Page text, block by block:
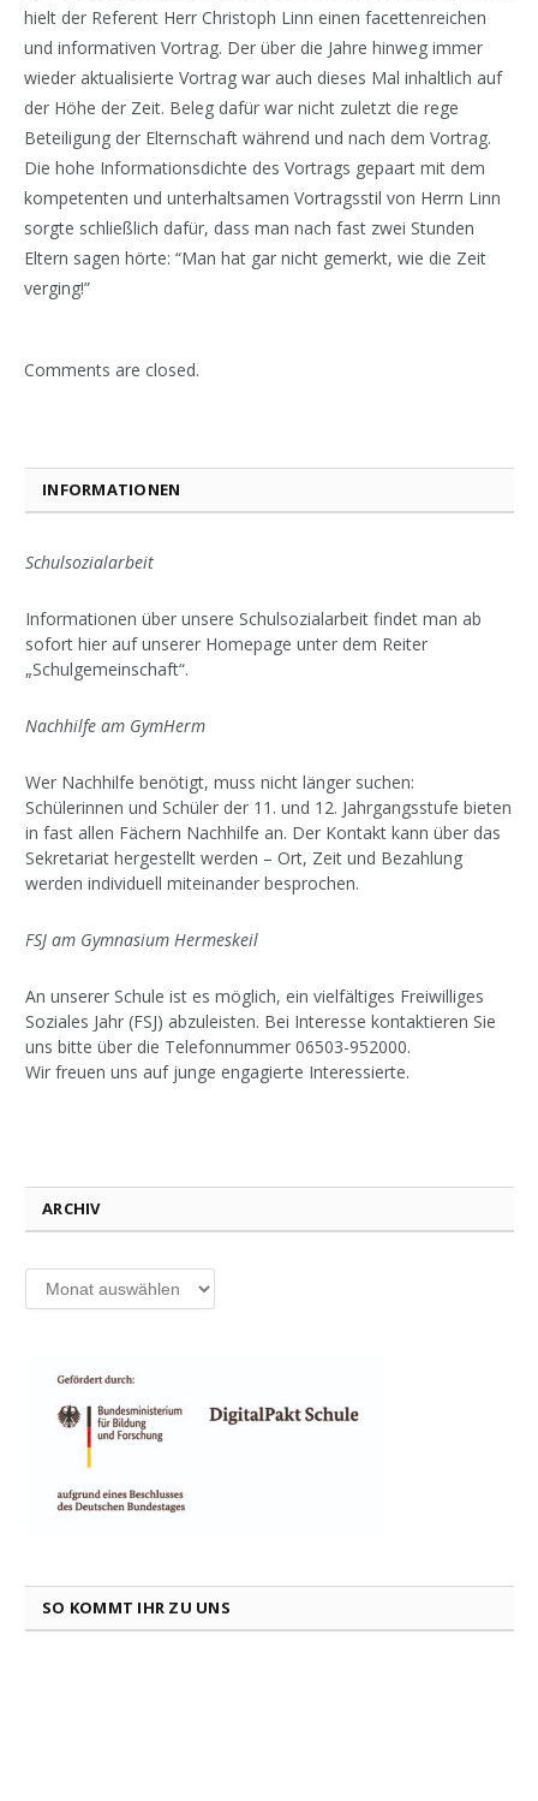
hielt der Referent Herr Christoph Linn einen facettenreichen
und informativen Vortrag. Der über die Jahre hinweg immer
wieder aktualisierte Vortrag war auch dieses Mal inhaltlich auf
der Höhe der Zeit. Beleg dafür war nicht zuletzt die rege
Beteiligung der Elternschaft während und nach dem Vortrag.
Die hohe Informationsdichte des Vortrags gepaart mit dem
kompetenten und unterhaltsamen Vortragsstil von Herrn Linn
sorgte schließlich dafür, dass man nach fast zwei Stunden
Eltern sagen hörte: “Man hat gar nicht gemerkt, wie die Zeit
verging!”
Comments are closed.
INFORMATIONEN
Schulsozialarbeit
Informationen über unsere Schulsozialarbeit findet man ab
sofort hier auf unserer Homepage unter dem Reiter
„Schulgemeinschaft“.
Nachhilfe am GymHerm
Wer Nachhilfe benötigt, muss nicht länger suchen:
Schülerinnen und Schüler der 11. und 12. Jahrgangsstufe bieten
in fast allen Fächern Nachhilfe an. Der Kontakt kann über das
Sekretariat hergestellt werden – Ort, Zeit und Bezahlung
werden individuell miteinander besprochen.
FSJ am Gymnasium Hermeskeil
An unserer Schule ist es möglich, ein vielfältiges Freiwilliges
Soziales Jahr (FSJ) abzuleisten. Bei Interesse kontaktieren Sie
uns bitte über die Telefonnummer 06503-952000.
Wir freuen uns auf junge engagierte Interessierte.
ARCHIV
Archiv
SO KOMMT IHR ZU UNS